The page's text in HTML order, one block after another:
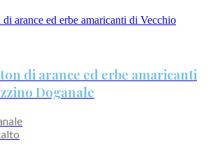
di arance ed erbe amaricanti
Doganale